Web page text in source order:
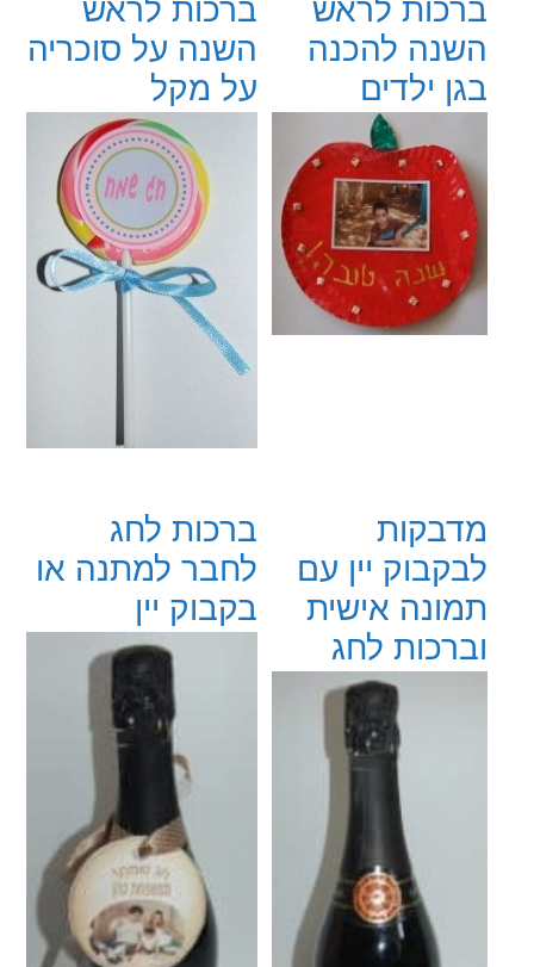
השנה על סוכריה
על מקל
השנה להכנה
בגן ילדים
ברכות לחג
לחבר למתנה או
בקבוק יין
מדבקות
לבקבוק יין עם
תמונה אישית
וברכות לחג